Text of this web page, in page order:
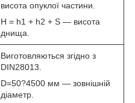
висота опуклої частини.
H = h1 + h2 + S — висота
днища.
Виготовляються згідно з
DIN28013.
D=50?4500 мм — зовнішній
діаметр.